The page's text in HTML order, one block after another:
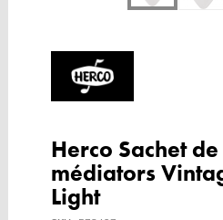
Herco Sachet
médiators
Light